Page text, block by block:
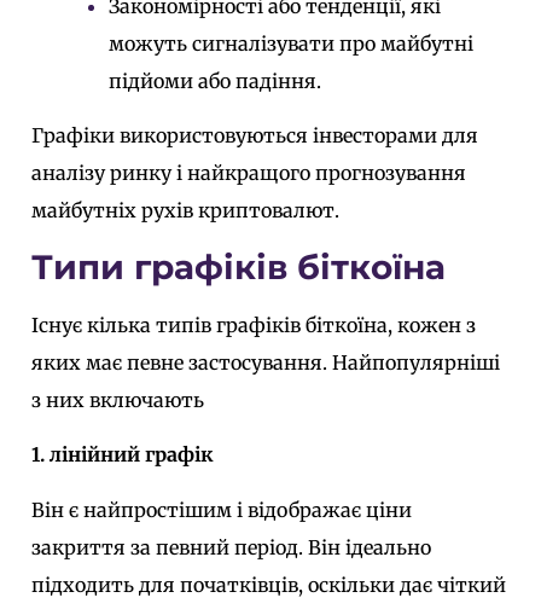
Закономірності або тенденції, які
можуть сигналізувати про майбутні
підйоми або падіння.
Графіки використовуються інвесторами для
аналізу ринку і найкращого прогнозування
майбутніх рухів криптовалют.
Типи графіків біткоїна
Існує кілька типів графіків біткоїна, кожен з
яких має певне застосування. Найпопулярніші
з них включають
1. лінійний графік
Він є найпростішим і відображає ціни
закриття за певний період. Він ідеально
підходить для початківців, оскільки дає чіткий